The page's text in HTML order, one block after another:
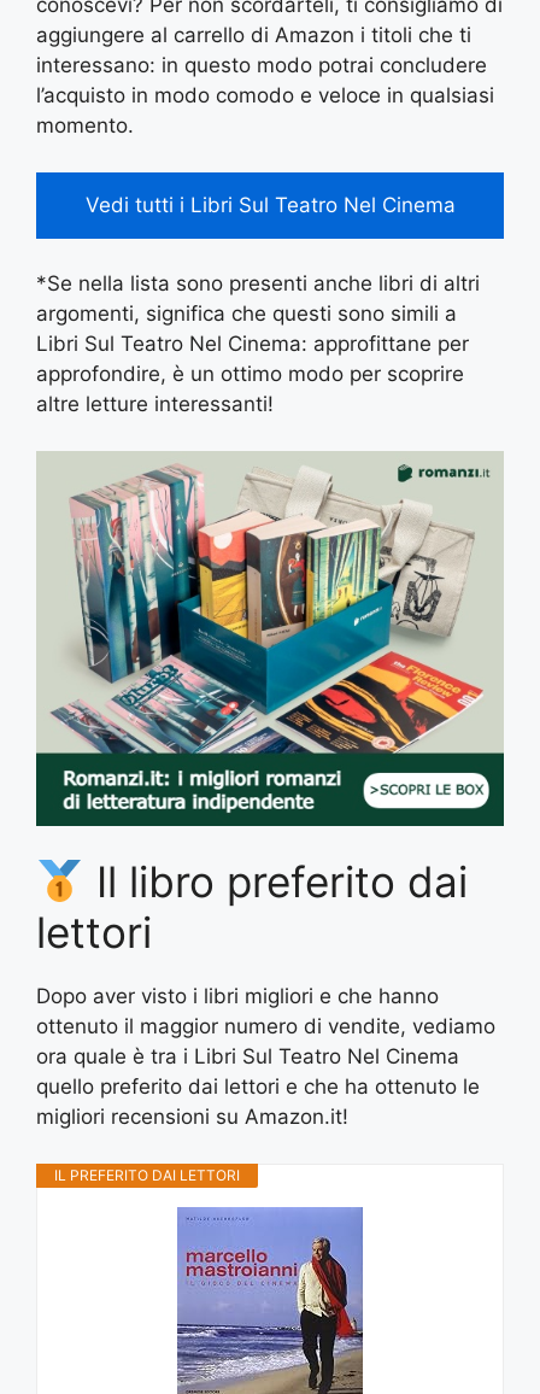
conoscevi? Per non scordarteli, ti consigliamo di
aggiungere al carrello di Amazon i titoli che ti
interessano: in questo modo potrai concludere
l’acquisto in modo comodo e veloce in qualsiasi
momento.
Vedi tutti i Libri Sul Teatro Nel Cinema
*Se nella lista sono presenti anche libri di altri
argomenti, significa che questi sono simili a
Libri Sul Teatro Nel Cinema: approfittane per
approfondire, è un ottimo modo per scoprire
altre letture interessanti!
Il libro preferito dai
lettori
Dopo aver visto i libri migliori e che hanno
ottenuto il maggior numero di vendite, vediamo
ora quale è tra i Libri Sul Teatro Nel Cinema
quello preferito dai lettori e che ha ottenuto le
migliori recensioni su Amazon.it!
IL PREFERITO DAI LETTORI